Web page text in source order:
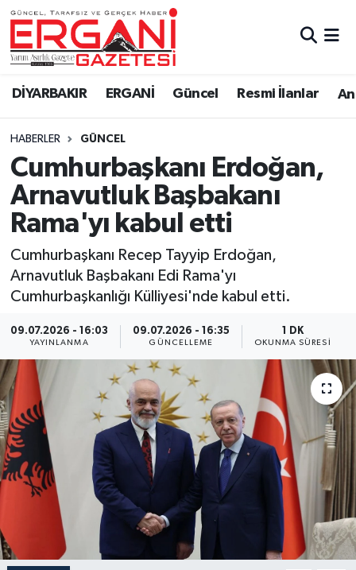
DİYARBAKIR ERGANİ Güncel Resmi İlanlar
HABERLER GÜNCEL
Cumhurbaşkanı Erdoğan,
Arnavutluk Başbakanı
Rama'yı kabul etti
Cumhurbaşkanı Recep Tayyip Erdoğan,
Arnavutluk Başbakanı Edi Rama'yı
Cumhurbaşkanlığı Külliyesi'nde kabul etti.
09.07.2026 - 16:03
YAYINLANMA
09.07.2026 - 16:35
GÜNCELLEME
1 DK
OKUNMA SÜRESI
DİYARBAKIR
BİSMİL
BAĞLAR
ERGANİ
Güncel
Resmi İlanlar
Sağlık
Si̇yaset
Spor
Anali̇z
Bi̇li̇m & Teknoloji̇
Dünya
Eği̇ti̇m
Ergani Nöbetçi Eczaneler
Ergani Hava Durumu
Ergani Trafik Yoğunluk Haritası
Süper Lig Puan Durumu ve Fikstür
Tüm Manşetler
Son Dakika Haberleri
Haber Arşivi